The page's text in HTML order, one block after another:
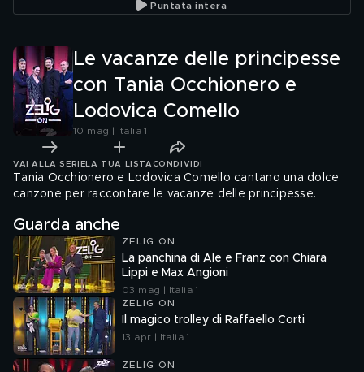
Puntata intera
Le vacanze delle principesse
con Tania Occhionero e
Lodovica Comello
10 mag | Italia 1
VAI ALLA SERIE LA TUA LISTA CONDIVIDI
Tania Occhionero e Lodovica Comello cantano una dolce
canzone per raccontare le vacanze delle principesse.
Guarda anche
ZELIG ON
La panchina di Ale e Franz con Chiara
Lippi e Max Angioni
03 mag | Italia 1
ZELIG ON
Il magico trolley di Raffaello Corti
13 apr | Italia 1
ZELIG ON